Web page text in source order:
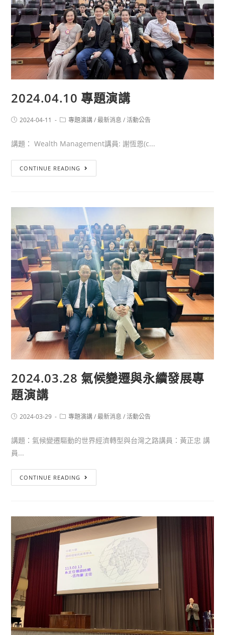
2024.04.10 專題演講
2024-04-11 專題演講 / 最新消息 / 活動公告
講題： Wealth Management講員: 謝恆恩(c...
CONTINUE READING
2024.03.28 氣候變遷與永續發展專
題演講
2024-03-29 專題演講 / 最新消息 / 活動公告
講題：氣候變遷驅動的世界經濟轉型與台灣之路講員：黃正忠 講
員...
CONTINUE READING